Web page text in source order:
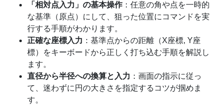
「相対点入力」の基本操作：任意の角や点を一時的
な基準（原点）にして、狙った位置にコマンドを実
行する手順がわかります。
正確な座標入力 ：基準点からの距離（X座標, Y座
標）をキーボードから正しく打ち込む手順を解説し
ます。
直径から半径への換算と入力 ：画面の指示に従っ
て、迷わずに円の大きさを指定するコツが掴めま
す。